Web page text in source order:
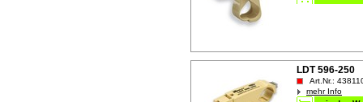
LDT 596-250
Art.Nr.:
mehr Info